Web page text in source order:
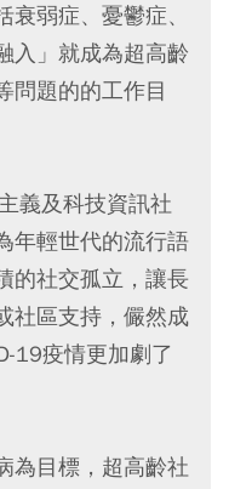
弱症、憂鬱症、
入」就成為超高齡
問題的的工作目
義及科技資訊社
年輕世代的流行語
的社交孤立，讓長
社區支持，儼然成
19疫情更加劇了
為目標，超高齡社